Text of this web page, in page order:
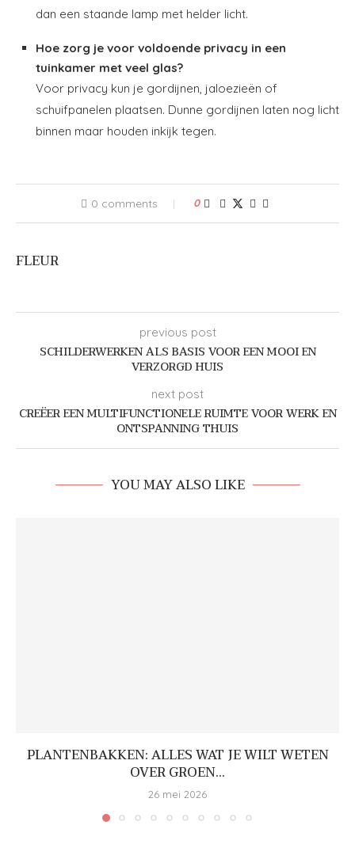
dan een staande lamp met helder licht.
Hoe zorg je voor voldoende privacy in een
tuinkamer met veel glas?
Voor privacy kun je gordijnen, jaloezieën of
schuifpanelen plaatsen. Dunne gordijnen laten nog licht
binnen maar houden inkijk tegen.
0 comments 0
FLEUR
previous post
SCHILDERWERKEN ALS BASIS VOOR EEN MOOI EN
VERZORGD HUIS
next post
CREËER EEN MULTIFUNCTIONELE RUIMTE VOOR WERK EN
ONTSPANNING THUIS
YOU MAY ALSO LIKE
PLANTENBAKKEN: ALLES WAT JE WILT WETEN
OVER GROEN...
26 mei 2026